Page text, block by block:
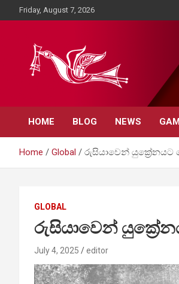
to
Friday, August 7, 2026
Rupavahini
HOME BLOG NEWS
Home Global රුසියාවෙන් යුක්‍රේනයට
GLOBAL
රුසියාවෙන්
July 4, 2025 editor